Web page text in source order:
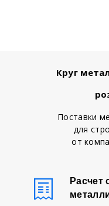
Круг
Поставки
для
от
Расчет